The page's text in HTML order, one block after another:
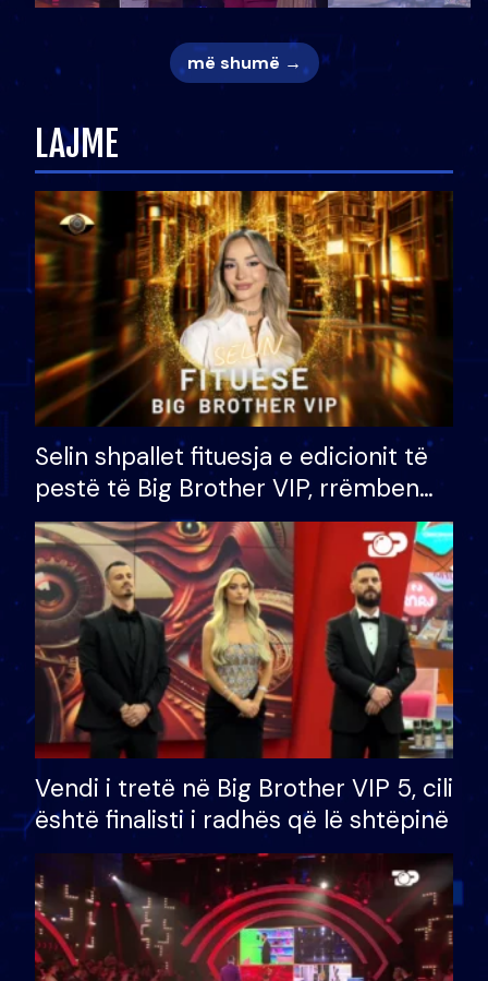
më shumë →
LAJME
Selin shpallet fituesja e edicionit të
pestë të Big Brother VIP, rrëmben
çmimin e madh prej 100 mijë eurosh
Vendi i tretë në Big Brother VIP 5, cili
është finalisti i radhës që lë shtëpinë